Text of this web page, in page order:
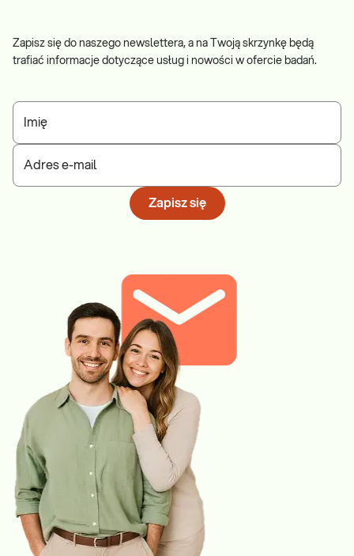
Zapisz się do naszego newslettera, a na Twoją skrzynkę będą
trafiać informacje dotyczące usług i nowości w ofercie badań.
Imię
Adres e-mail
Zapisz się